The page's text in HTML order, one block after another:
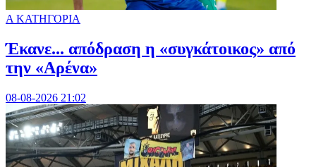
Α ΚΑΤΗΓΟΡΙΑ
Έκανε... απόδραση η «συγκάτοικος» από
την «Αρένα»
08-08-2026 21:02